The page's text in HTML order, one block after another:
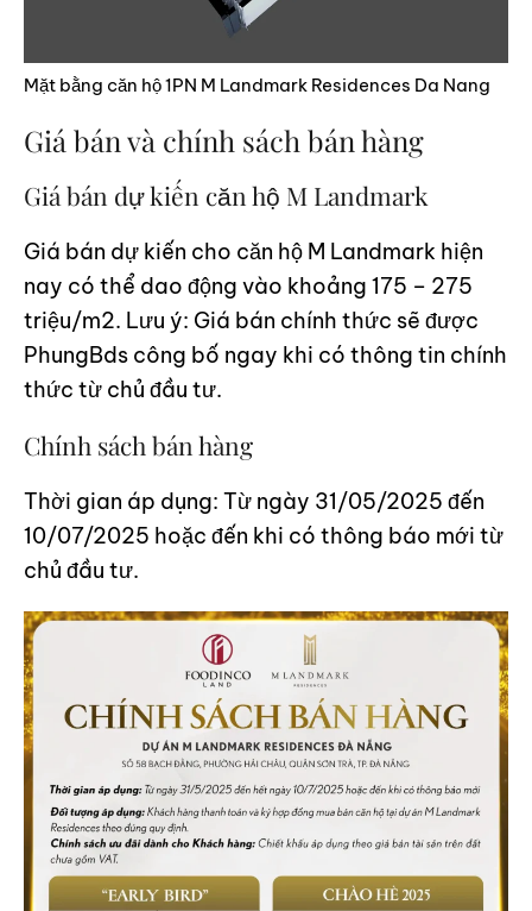
Mặt bằng căn hộ 1PN M Landmark Residences Da Nang
Giá bán và chính sách bán hàng
Giá bán dự kiến căn hộ M Landmark
Giá bán dự kiến cho căn hộ M Landmark hiện
nay có thể dao động vào khoảng 175 – 275
triệu/m2. Lưu ý: Giá bán chính thức sẽ được
PhungBds công bố ngay khi có thông tin chính
thức từ chủ đầu tư.
Chính sách bán hàng
Thời gian áp dụng: Từ ngày 31/05/2025 đến
10/07/2025 hoặc đến khi có thông báo mới từ
chủ đầu tư.